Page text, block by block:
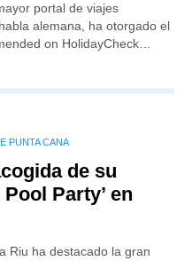
portal de viajes
alemana, ha otorgado el
on HolidayCheck…
PUNTA CANA
de su
Party’ en
Riu ha destacado la gran